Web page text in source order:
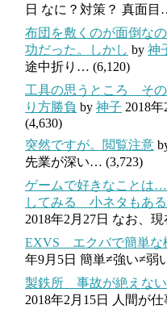
日 なに？対策？ 真面
布団を敷くのが面倒な
功だった。しかし by 神
途中折り… (6,120)
工具の思うところ そ
り方勝負 by 神子 2018年
(4,630)
突然ですが。閲覧注意
先業が深い… (3,723)
ゲームで好きなことは
してみる 小ネタもあ
2018年2月27日 なお、
EXVS エクバで簡単
年9月5日 簡単≠強い≠弱
製鉄所 事故が絶えない
2018年2月15日
人間が